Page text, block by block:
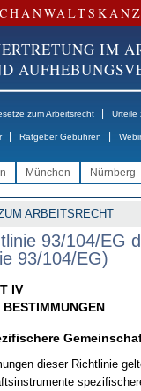
IM
zum Arbeitsrecht Urteile
Ratgeber Gebühren
München Nürnberg
ARBEITSRECHT
93/104/EG
93/104/EG)
IV
BESTIMMUNGEN
dieser Richtlinie